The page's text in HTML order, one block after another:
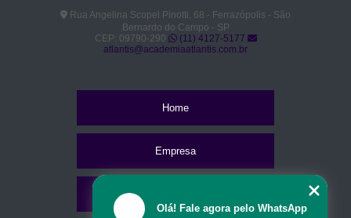
Rua Angelina Scopel Pinotti, 68 - Ferrazópolis - São
Bernardo do Campo - SP
CEP: 09790-290
(11) 4127-5177
atlantis@academiaatlantis.com.br
Home
Empresa
Olá! Fale agora pelo WhatsApp